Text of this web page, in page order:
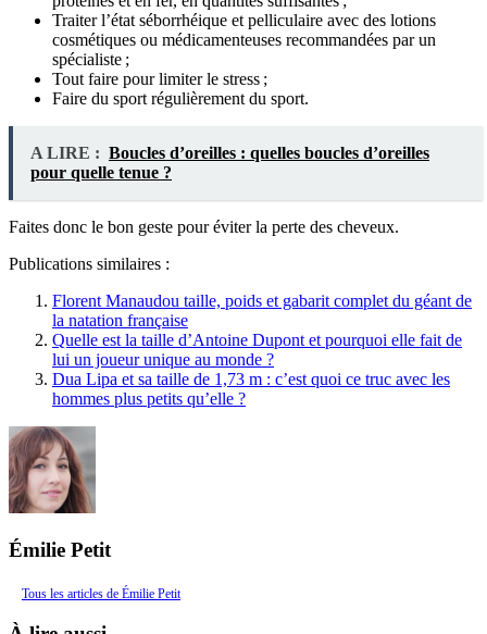
Traiter l’état séborrhéique et pelliculaire avec des lotions
cosmétiques ou médicamenteuses recommandées par un
spécialiste ;
Tout faire pour limiter le stress ;
Faire du sport régulièrement du sport.
A LIRE : Boucles d’oreilles : quelles boucles d’oreilles
pour quelle tenue ?
Faites donc le bon geste pour éviter la perte des cheveux.
Publications similaires :
Florent Manaudou taille, poids et gabarit complet du géant de
la natation française
Quelle est la taille d’Antoine Dupont et pourquoi elle fait de
lui un joueur unique au monde ?
Dua Lipa et sa taille de 1,73 m : c’est quoi ce truc avec les
hommes plus petits qu’elle ?
Émilie Petit
Tous les articles de Émilie Petit